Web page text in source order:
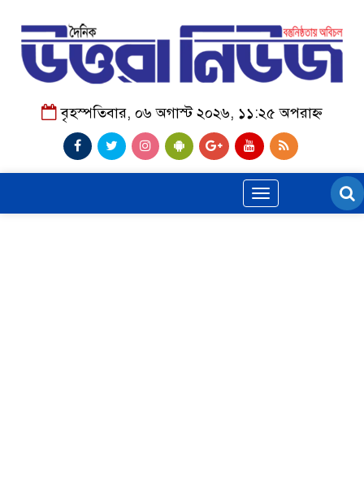
বৃহস্পতিবার, ০৬ অগাস্ট ২০২৬, ১১:২৫ অপরাহ্ন
Toggle
navigation